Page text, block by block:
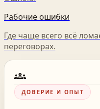
Рабочие ошибки
Где чаще всего всё
переговорах.
groups
ДОВЕРИЕ И ОПЫТ